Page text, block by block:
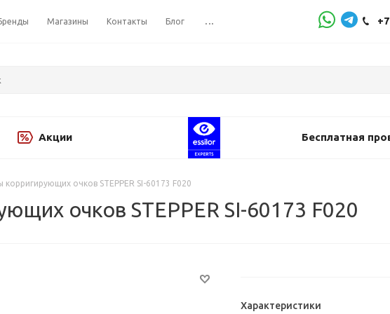
Магазины Контакты Блог ...
Акции Бесплатная
корригирующих очков STEPPER SI-60173 F020
очков STEPPER SI-60173 F020
Характеристики